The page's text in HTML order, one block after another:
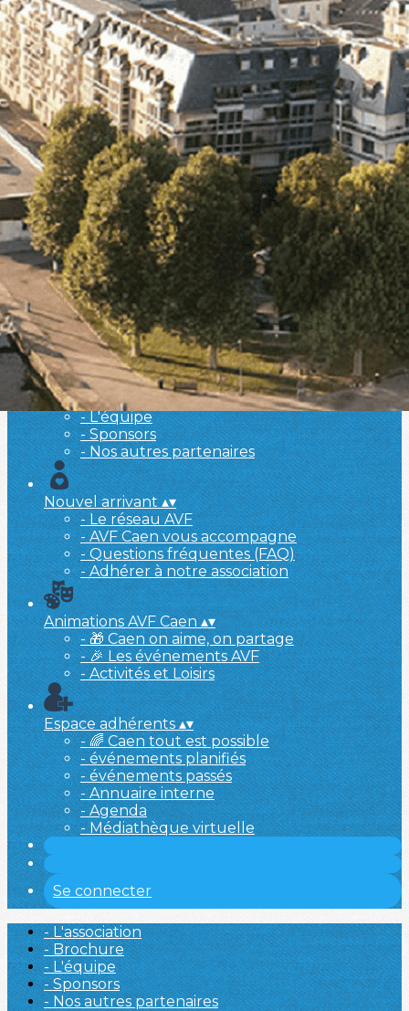
Exporter les lignes sélectionnées
Exporter toutes les colonnes
Exporter uniquement les colonnes affichées
Menu
<
>
- 🎁 Caen on aime, on partage
- 🎉 Les événements AVF
- Activités et Loisirs
Ajoutez un logo, un bouton, des réseaux sociaux
Cliquez pour éditer
L'association▴▾
- L'association
- Brochure
- L'équipe
- Sponsors
- Nos autres partenaires
Nouvel arrivant▴▾
- Le réseau AVF
- AVF Caen vous accompagne
- Questions fréquentes (FAQ)
- Adhérer à notre association
Animations AVF Caen▴▾
- 🎁 Caen on aime, on partage
- 🎉 Les événements AVF
- Activités et Loisirs
Espace adhérents▴▾
- 🌈 Caen tout est possible
- événements planifiés
- événements passés
- Annuaire interne
- Agenda
- Médiathèque virtuelle
Se connecter
- L'association
- Brochure
- L'équipe
- Sponsors
- Nos autres partenaires